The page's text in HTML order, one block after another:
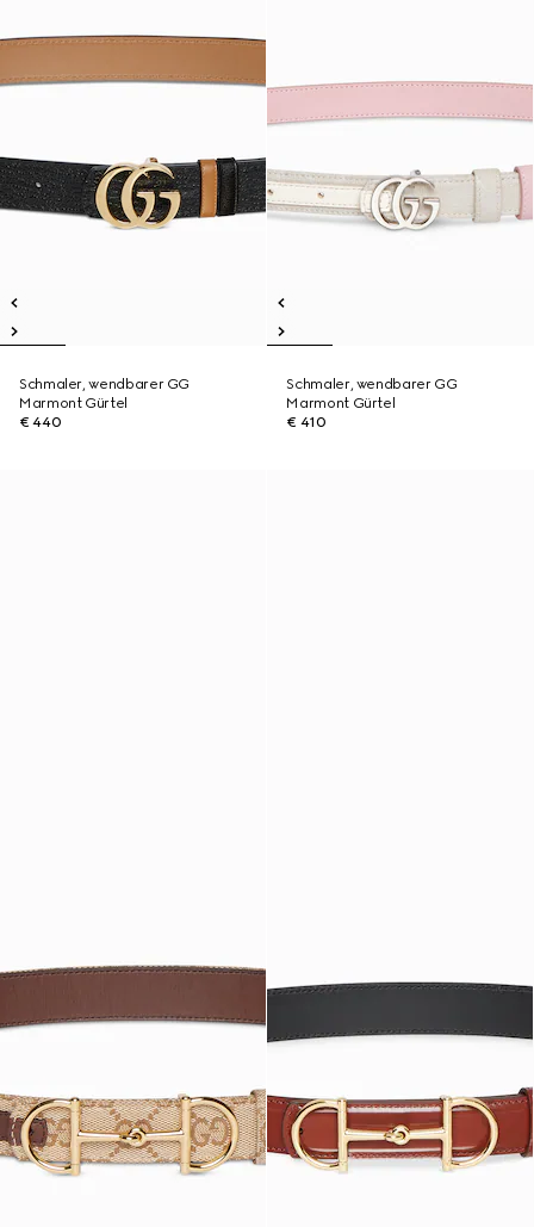
Schmaler, wendbarer GG
Marmont Gürtel
€ 440
Schmaler, wendbarer GG
Marmont Gürtel
€ 410